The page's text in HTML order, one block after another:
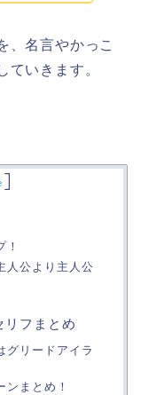
、名言やかっこ
ていきます。
]
！
人公より主人公
リフまとめ
グリードアイラ
ンまとめ！